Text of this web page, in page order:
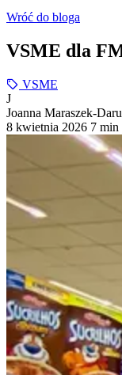
Wróć do bloga
VSME dla
VSME
J
Joanna Maraszek-
8 kwietnia 2026 7 min